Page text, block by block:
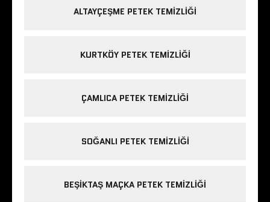
ALTAYÇEŞME PETEK TEMIZLIĞI
KURTKÖY PETEK TEMIZLIĞI
ÇAMLICA PETEK TEMIZLIĞI
SOĞANLI PETEK TEMIZLIĞI
BEŞIKTAŞ MAÇKA PETEK TEMIZLIĞI